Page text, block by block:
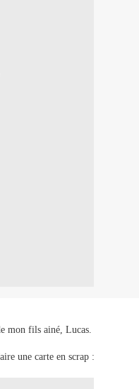
mon fils ainé, Lucas.
une carte en scrap :